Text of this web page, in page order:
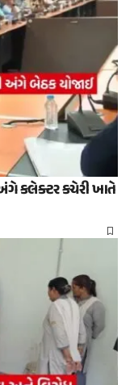
કલેક્ટર કચેરી ખાતે